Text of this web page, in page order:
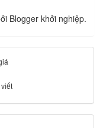
Blogger khởi nghiệp.